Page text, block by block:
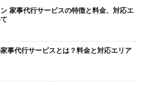
家事代行サービスの特徴と料金、対応エ
事代行サービスとは？料金と対応エリア